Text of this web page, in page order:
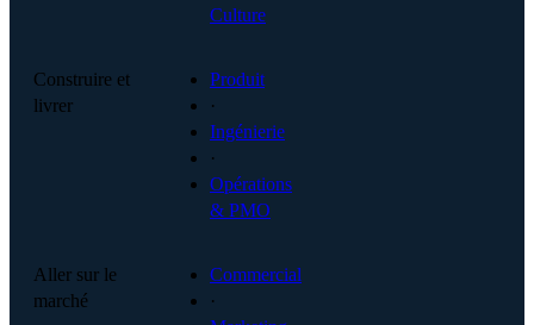
Culture
Construire et
livrer
Produit
·
Ingénierie
·
Opérations
& PMO
Aller sur le
marché
Commercial
·